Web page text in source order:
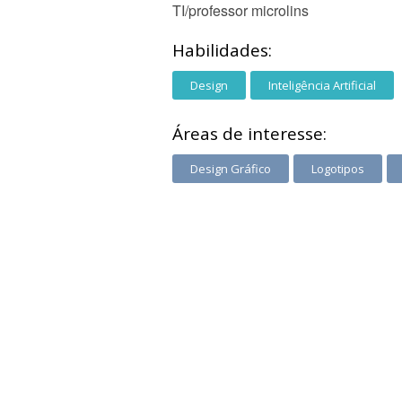
TI/professor microlins
Habilidades:
Design Inteligência Artificial
Áreas de interesse:
Design Gráfico Logotipos